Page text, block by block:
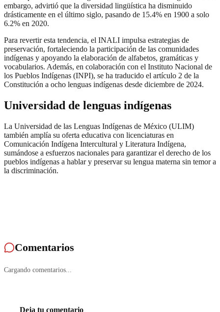
embargo, advirtió que la diversidad lingüística ha disminuido
drásticamente en el último siglo, pasando de 15.4% en 1900 a solo
6.2% en 2020.
Para revertir esta tendencia, el INALI impulsa estrategias de
preservación, fortaleciendo la participación de las comunidades
indígenas y apoyando la elaboración de alfabetos, gramáticas y
vocabularios. Además, en colaboración con el Instituto Nacional de
los Pueblos Indígenas (INPI), se ha traducido el artículo 2 de la
Constitución a ocho lenguas indígenas desde diciembre de 2024.
Universidad de lenguas indígenas
La Universidad de las Lenguas Indígenas de México (ULIM)
también amplía su oferta educativa con licenciaturas en
Comunicación Indígena Intercultural y Literatura Indígena,
sumándose a esfuerzos nacionales para garantizar el derecho de los
pueblos indígenas a hablar y preservar su lengua materna sin temor a
la discriminación.
Comentarios
Cargando comentarios...
Deja tu comentario